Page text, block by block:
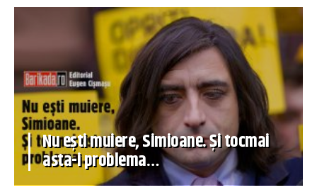
Nu ești muiere, Simioane. Și tocmai
asta-i problema…